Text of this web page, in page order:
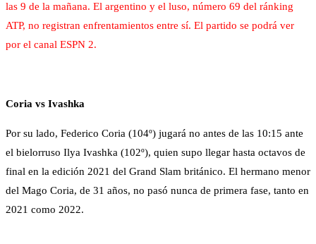
las 9 de la mañana. El argentino y el luso, número 69 del ránking
ATP, no registran enfrentamientos entre sí. El partido se podrá ver
por el canal ESPN 2.
Coria vs Ivashka
Por su lado, Federico Coria (104º) jugará no antes de las 10:15 ante
el bielorruso Ilya Ivashka (102º), quien supo llegar hasta octavos de
final en la edición 2021 del Grand Slam británico. El hermano menor
del Mago Coria, de 31 años, no pasó nunca de primera fase, tanto en
2021 como 2022.